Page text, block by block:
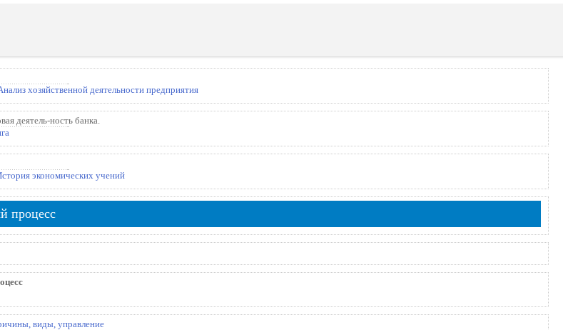
хозяйственной деятельности предприятия
деятель-ность банка.
экономических учений
процесс
виды, управление